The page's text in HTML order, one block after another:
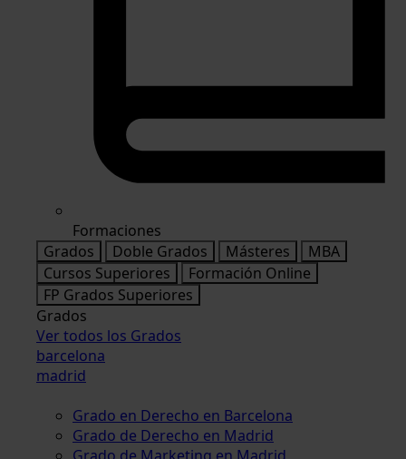
Formaciones
Grados
Doble Grados Másteres
MBA
Cursos Superiores
Formación Online
FP Grados Superiores
Grados
Ver todos los Grados
barcelona
madrid
Grado en Derecho en Barcelona
Grado de Derecho en Madrid